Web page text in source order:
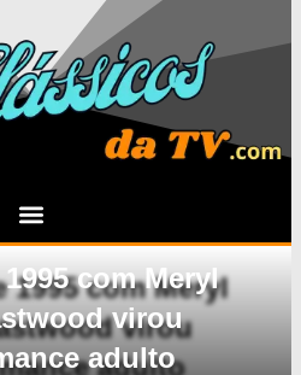
com Meryl
virou
adulto